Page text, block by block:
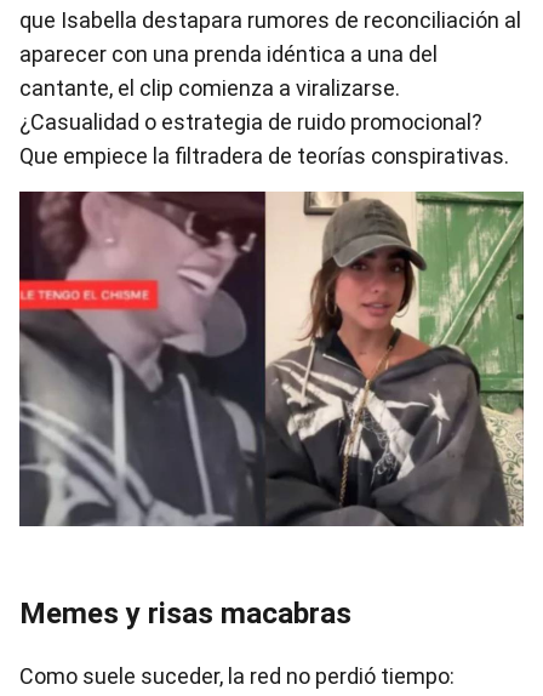
que Isabella destapara rumores de reconciliación al
aparecer con una prenda idéntica a una del
cantante, el clip comienza a viralizarse.
¿Casualidad o estrategia de ruido promocional?
Que empiece la filtradera de teorías conspirativas.
Memes y risas macabras
Como suele suceder, la red no perdió tiempo: